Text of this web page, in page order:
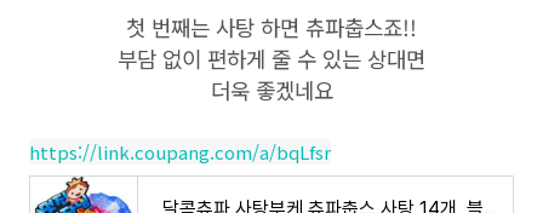
첫 번째는 사탕 하면 츄파춥스죠!!
부담 없이 편하게 줄 수 있는 상대면
더욱 좋겠네요
https://link.coupang.com/a/bqLfsr